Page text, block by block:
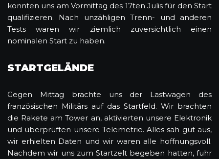
konnten uns am Vormittag des 17ten Julis für den Start
qualifizieren. Nach unzähligen Trenn- und anderen
Tests waren wir ziemlich zuversichtlich einen
nominalen Start zu haben.
STARTGELÄNDE
Gegen Mittag brachte uns der Lastwagen des
französischen Militärs auf das Startfeld. Wir brachten
die Rakete am Tower an, aktivierten unsere Elektronik
und überprüften unsere Telemetrie. Alles sah gut aus,
wir erhielten Daten und wir waren alle hoffnungsvoll.
Nachdem wir uns zum Startzelt begeben hatten, fuhr